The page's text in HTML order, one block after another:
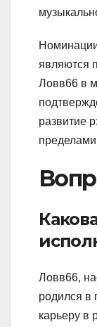
являются
Ловв66 в
развитие
Ловв66,
родился в
карьеру в